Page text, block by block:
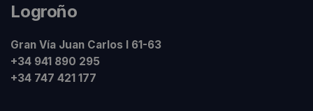
Logroño
Gran Vía Juan Carlos I 61-63
+34 941 890 295
+34 747 421 177